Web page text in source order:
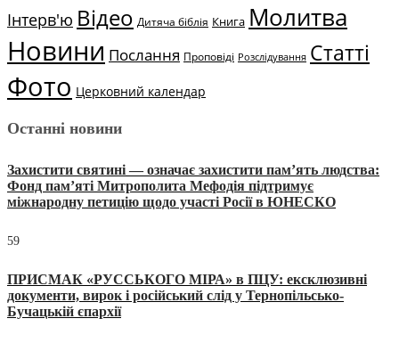
Інтерв'ю Відео Дитяча біблія Книга Молитва
Новини Послання Проповіді Розслідування Статті
Фото Церковний календар
Останні новини
Захистити святині — означає захистити пам’ять людства:
Фонд пам’яті Митрополита Мефодія підтримує
міжнародну петицію щодо участі Росії в ЮНЕСКО
59
ПРИСМАК «РУССЬКОГО МІРА» в ПЦУ: ексклюзивні
документи, вирок і російський слід у Тернопільсько-
Бучацькій єпархії